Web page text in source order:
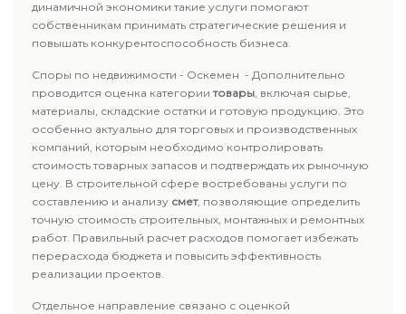
динамичной экономики такие услуги помогают
собственникам принимать стратегические решения и
повышать конкурентоспособность бизнеса.
Споры по недвижимости - Оскемен - Дополнительно
проводится оценка категориитовары, включая сырье,
материалы, складские остатки и готовую продукцию. Это
особенно актуально для торговых и производственных
компаний, которым необходимо контролировать
стоимость товарных запасов и подтверждать их рыночную
цену. В строительной сфере востребованы услуги по
составлению и анализу смет, позволяющие определить
точную стоимость строительных, монтажных и ремонтных
работ. Правильный расчет расходов помогает избежать
перерасхода бюджета и повысить эффективность
реализации проектов.
Отдельное направление связано с оценкой